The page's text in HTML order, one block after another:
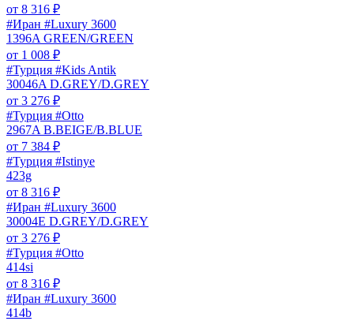
от 8 316 ₽
#Иран #Luxury 3600
1396A GREEN/GREEN
от 1 008 ₽
#Турция #Kids Antik
30046A D.GREY/D.GREY
от 3 276 ₽
#Турция #Otto
2967A B.BEIGE/B.BLUE
от 7 384 ₽
#Турция #Istinye
423g
от 8 316 ₽
#Иран #Luxury 3600
30004E D.GREY/D.GREY
от 3 276 ₽
#Турция #Otto
414si
от 8 316 ₽
#Иран #Luxury 3600
414b